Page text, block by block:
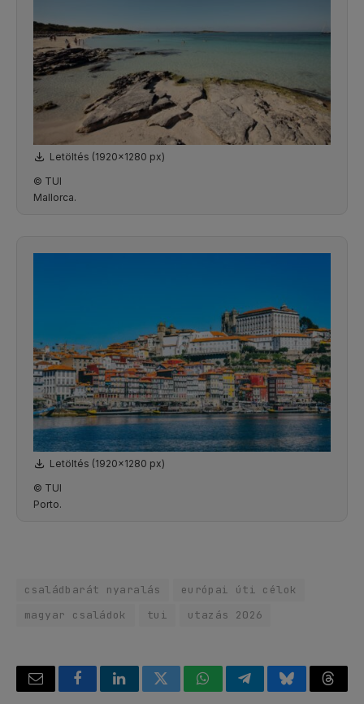
Letöltés (1920x1280 px)
© TUI
Mallorca.
Letöltés (1920x1280 px)
© TUI
Porto.
családbarát nyaralás
európai úti célok
magyar családok
tui utazás 2026
Email FacebookLinkedInTwitterWhatsAppTelegramBluesky